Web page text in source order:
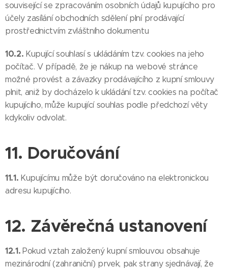
související se zpracováním osobních údajů kupujícího pro
účely zasílání obchodních sdělení plní prodávající
prostřednictvím zvláštního dokumentu
10.2. Kupující souhlasí s ukládáním tzv. cookies na jeho
počítač. V případě, že je nákup na webové stránce
možné provést a závazky prodávajícího z kupní smlouvy
plnit, aniž by docházelo k ukládání tzv. cookies na počítač
kupujícího, může kupující souhlas podle předchozí věty
kdykoliv odvolat.
11. Doručování
11.1. Kupujícímu může být doručováno na elektronickou
adresu kupujícího.
12. Závěrečná ustanovení
12.1.Pokud vztah založený kupní smlouvou obsahuje
mezinárodní (zahraniční) prvek, pak strany sjednávají, že